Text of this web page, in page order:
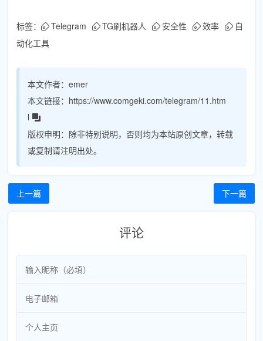
标签： Telegram TG刷机器人 安全性 效率
自
动化工具
本文作者： emer
本文链接： https://www.comgeki.com/telegram/11.htm
l
版权申明： 除非特别说明，否则均为本站原创文章，转载
或复制请注明出处。
上一篇 下一篇
评论